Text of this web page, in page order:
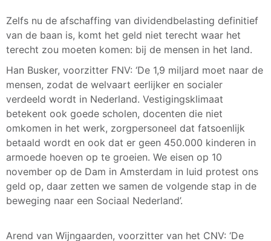
Zelfs nu de afschaffing van dividendbelasting definitief
van de baan is, komt het geld niet terecht waar het
terecht zou moeten komen: bij de mensen in het land.
Han Busker, voorzitter FNV: ‘De 1,9 miljard moet naar de
mensen, zodat de welvaart eerlijker en socialer
verdeeld wordt in Nederland. Vestigingsklimaat
betekent ook goede scholen, docenten die niet
omkomen in het werk, zorgpersoneel dat fatsoenlijk
betaald wordt en ook dat er geen 450.000 kinderen in
armoede hoeven op te groeien. We eisen op 10
november op de Dam in Amsterdam in luid protest ons
geld op, daar zetten we samen de volgende stap in de
beweging naar een Sociaal Nederland’.
Arend van Wijngaarden, voorzitter van het CNV: ‘De